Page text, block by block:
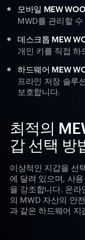
모바일 MEW
MWD를 관리할
데스크톱 MEW
개인 키를 직접 하
하드웨어 MEW
프라인 저장 솔루
보호합니다.
최적의
갑 선택 방
이상적인 지갑을 선
에 달려 있으며, 사
을 강조합니다. 온
의 MWD 자산의 안
과 같은 하드웨어